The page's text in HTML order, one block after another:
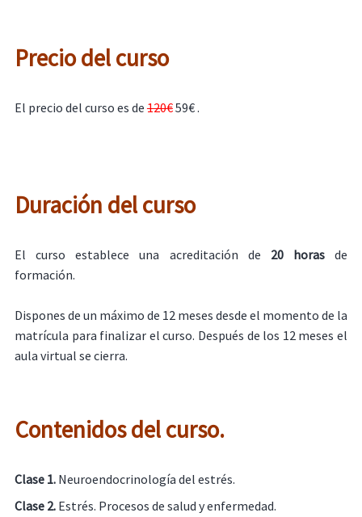
Precio del curso
El precio del curso es de 120€59€ .
Duración del curso
El curso establece una acreditación de 20 horasde
formación.
Dispones de un máximo de 12 meses desde el momento de la
matrícula para finalizar el curso. Después de los 12 meses el
aula virtual se cierra.
Contenidos del curso.
Clase 1. Neuroendocrinología del estrés.
Clase 2. Estrés. Procesos de salud y enfermedad.